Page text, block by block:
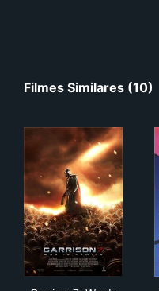
Filmes Similares (10)